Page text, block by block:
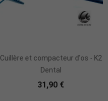
Cuillère et compacteur d'os - K2
Dental
31,90 €